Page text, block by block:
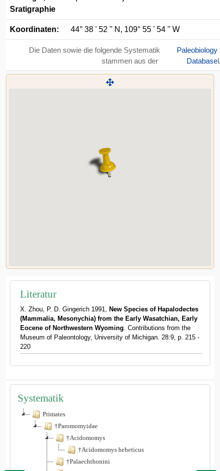
Sratigraphie
Koordinaten: 44° 38 ' 52 '' N, 109° 55 ' 54 '' W
Die Daten sowie die folgende Systematik
stammen aus der
Paleobiology
Database
Literatur
X. Zhou, P. D. Gingerich 1991, New Species of Hapalodectes
(Mammalia, Mesonychia) from the Early Wasatchian, Early
Eocene of Northwestern Wyoming. Contributions from the
Museum of Paleontology, University of Michigan. 28:9, p. 215 -
220
Systematik
Primates
†Paromomyidae
†Acidomomys
†Acidomomys hebeticus
†Palaechthonini